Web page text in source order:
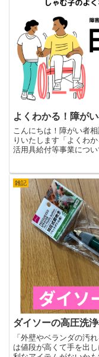
よくわかる！障が
こんにちは！障がい者
りいたします「よくわ
活用具給付等事業につ
雑記
ダイソーの高圧洗
「外壁やベランダの汚
は値段が高くて手を出